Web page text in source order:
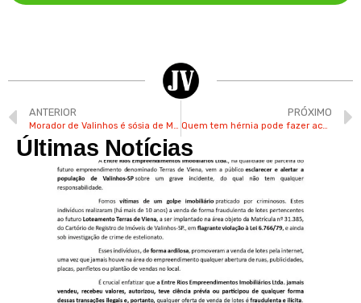
ANTERIOR PRÓXIMO
Quem tem hérnia pode fazer academia? Especialista de Valinhos responde
Últimas Notícias